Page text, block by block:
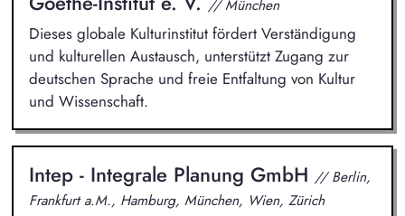
// München
Dieses globale Kulturinstitut fördert Verständigung
und kulturellen Austausch, unterstützt Zugang zur
deutschen Sprache und freie Entfaltung von Kultur
und Wissenschaft.
Intep - Integrale Planung GmbH // Berlin,
Frankfurt a.M., Hamburg, München, Wien, Zürich